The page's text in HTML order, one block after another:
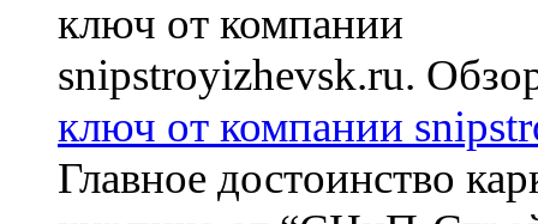
ключ от компании
Главное достоинство